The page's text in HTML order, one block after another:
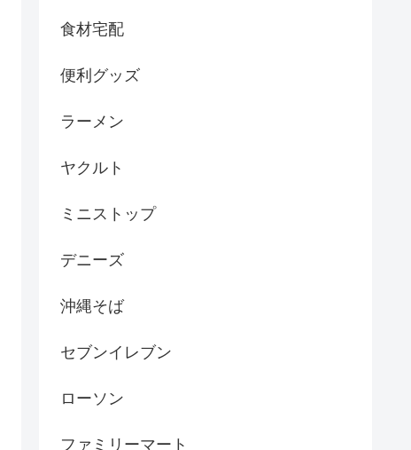
食材宅配
便利グッズ
ラーメン
ヤクルト
ミニストップ
デニーズ
沖縄そば
セブンイレブン
ローソン
ファミリーマート